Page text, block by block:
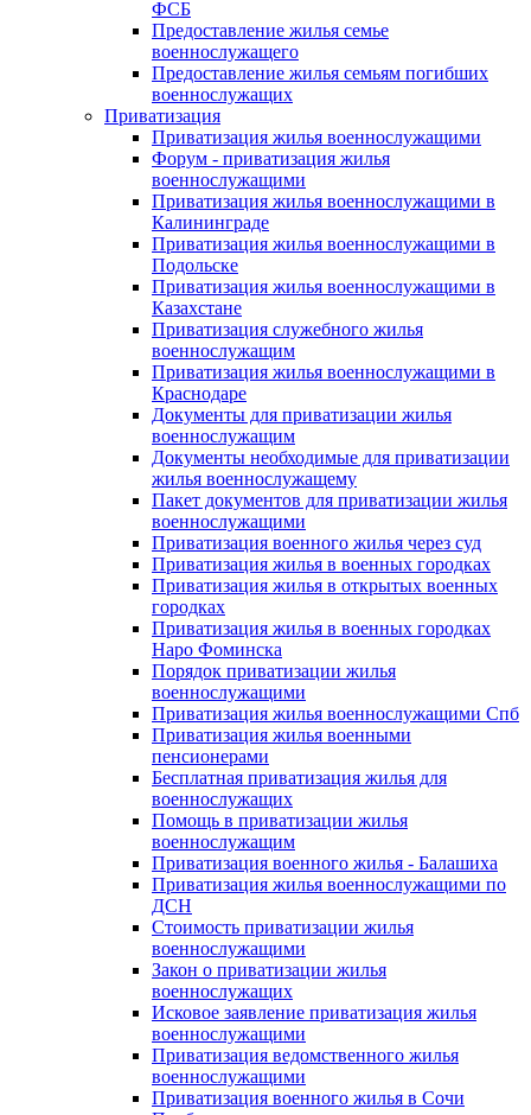
ФСБ
Предоставление жилья семье
военнослужащего
Предоставление жилья семьям погибших
военнослужащих
Приватизация
Приватизация жилья военнослужащими
Форум - приватизация жилья
военнослужащими
Приватизация жилья военнослужащими в
Калининграде
Приватизация жилья военнослужащими в
Подольске
Приватизация жилья военнослужащими в
Казахстане
Приватизация служебного жилья
военнослужащим
Приватизация жилья военнослужащими в
Краснодаре
Документы для приватизации жилья
военнослужащим
Документы необходимые для приватизации
жилья военнослужащему
Пакет документов для приватизации жилья
военнослужащими
Приватизация военного жилья через суд
Приватизация жилья в военных городках
Приватизация жилья в открытых военных
городках
Приватизация жилья в военных городках
Наро Фоминска
Порядок приватизации жилья
военнослужащими
Приватизация жилья военнослужащими Спб
Приватизация жилья военными
пенсионерами
Бесплатная приватизация жилья для
военнослужащих
Помощь в приватизации жилья
военнослужащим
Приватизация военного жилья - Балашиха
Приватизация жилья военнослужащими по
ДСН
Стоимость приватизации жилья
военнослужащими
Закон о приватизации жилья
военнослужащих
Исковое заявление приватизация жилья
военнослужащими
Приватизация ведомственного жилья
военнослужащими
Приватизация военного жилья в Сочи